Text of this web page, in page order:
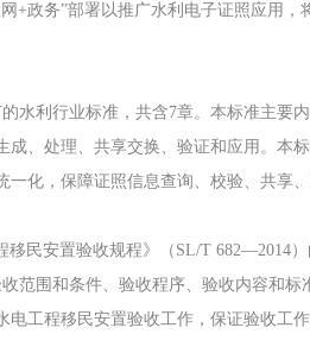
+政务”部署以推广水利电子证照应用，
水利行业标准，共含7章。本标准主要
、处理、共享交换、验证和应用。本
化，保障证照信息查询、校验、共享
民安置验收规程》（SL/T 682—2014
范围和条件、验收程序、验收内容和标
工程移民安置验收工作，保证验收工